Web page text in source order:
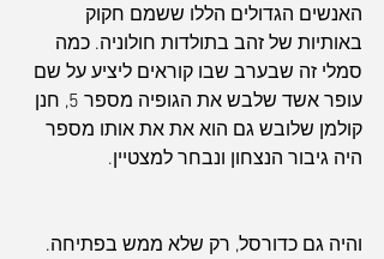
האנשים הגדולים הללו ששמם חקוק
באותיות של זהב בתולדות חולוניה. כמה
סמלי זה שבערב שבו קוראים ליציע על שם
עופר אשד שלבש את הגופיה מספר 5, חנן
קולמן שלובש גם הוא את את אותו מספר
היה גיבור הנצחון ונבחר למצטיין.
והיה גם כדורסל, רק שלא ממש בפתיחה.